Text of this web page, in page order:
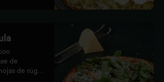
de
de rúgula